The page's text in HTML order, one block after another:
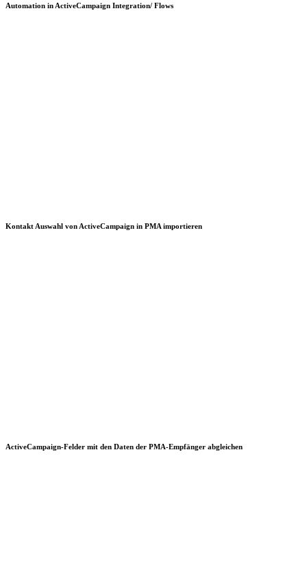
Automation in ActiveCampaign Integration/ Flows
Kontakt Auswahl von ActiveCampaign in PMA importieren
ActiveCampaign-Felder mit den Daten der PMA-Empfänger abgleichen